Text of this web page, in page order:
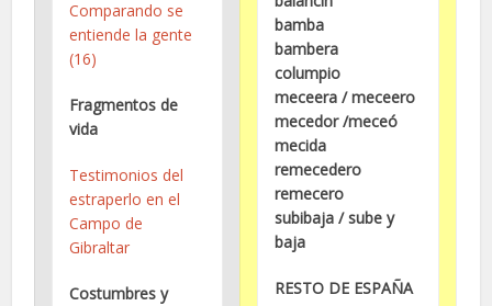
Comparando se
entiende la gente
(16)
Fragmentos de
vida
Testimonios del
estraperlo en el
Campo de
Gibraltar
Costumbres y
bamba
bambera
columpio
meceera / meceero
mecedor /meceó
mecida
remecedero
remecero
subibaja / sube y
baja
RESTO DE ESPAÑA